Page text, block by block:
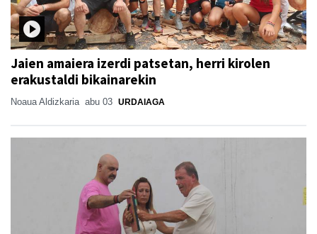
Jaien amaiera izerdi patsetan, herri kirolen
erakustaldi bikainarekin
Noaua Aldizkaria abu 03 URDAIAGA